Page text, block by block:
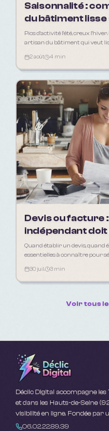
Saisonnalité :
du bâtiment
Pics d'activité l'été, creux
artisan du bâtiment qui veut
2 août 4 min
Devis ou facture
indépendant
Quand établir un devis, quand
essentielles à connaître pour
30 juil. 3 min
Voir tous
Déclic Digital accompagne
et dans les Hauts-de-Seine
visibilité en ligne. Fondée par
06.02.22.89.39